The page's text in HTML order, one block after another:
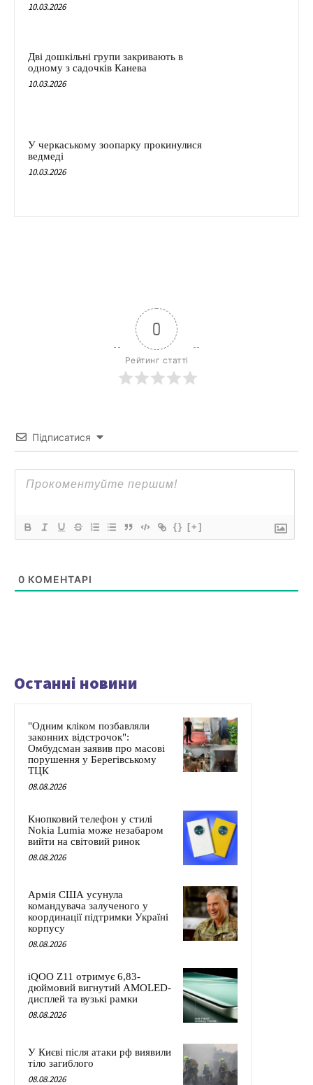
10.03.2026
Дві дошкільні групи закривають в
одному з садочків Канева
10.03.2026
У черкаському зоопарку прокинулися
ведмеді
10.03.2026
0
Рейтинг статті
Підписатися
{} [+]
0 КОМЕНТАРІ
Останні новини
"Одним кліком позбавляли
законних відстрочок":
Омбудсман заявив про масові
порушення у Берегівському
ТЦК
08.08.2026
Кнопковий телефон у стилі
Nokia Lumia може незабаром
вийти на світовий ринок
08.08.2026
Армія США усунула
командувача залученого у
координації підтримки Україні
корпусу
08.08.2026
iQOO Z11 отримує 6,83-
дюймовий вигнутий AMOLED-
дисплей та вузькі рамки
08.08.2026
У Києві після атаки рф виявили
тіло загиблого
08.08.2026